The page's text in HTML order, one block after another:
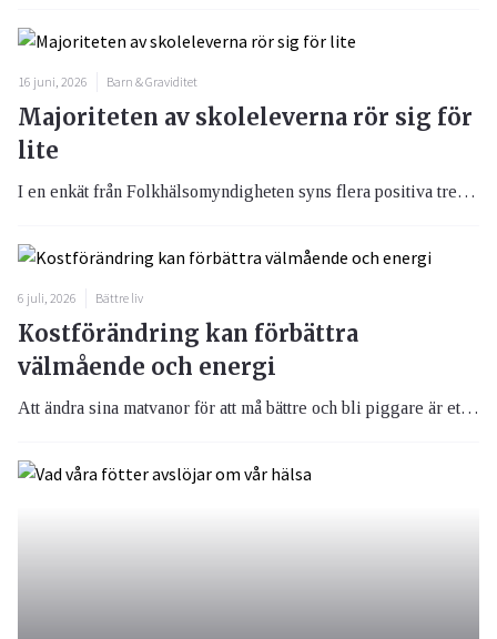
16 juni, 2026 Barn & Graviditet
Majoriteten av skoleleverna rör sig för
lite
I en enkät från Folkhälsomyndigheten syns flera positiva trender vad gäller levnadsvanorna hos skolelever, men det negativa är att de är för stillasittande. Bara 14 procent följer rekommendationen och rör på sig minst en timme varje dag.
6 juli, 2026 Bättre liv
Kostförändring kan förbättra
välmående och energi
Att ändra sina matvanor för att må bättre och bli piggare är ett av de mest effektiva hälsobesluten man kan ta — men också ett av de svåraste att genomföra i längden.